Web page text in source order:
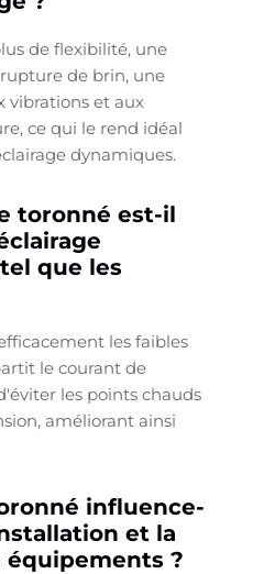
de flexibilité, une
de brin, une
vibrations et aux
ce qui le rend idéal
dynamiques.
toronné est-il
que les
les faibles
le courant de
les points chauds
améliorant ainsi
influence-
et la
équipements ?